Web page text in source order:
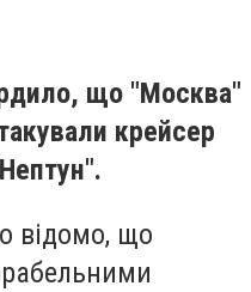
що "Москва"
крейсер
відомо, що